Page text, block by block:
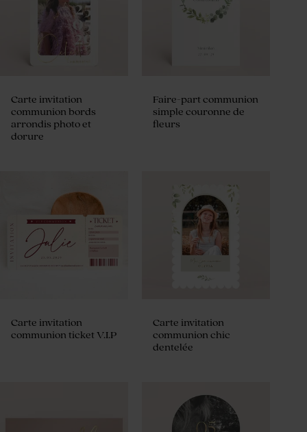
Carte invitation
communion bords
arrondis photo et
dorure
Faire-part communion
simple couronne de
fleurs
Carte invitation
communion ticket V.I.P
Carte invitation
communion chic
dentelée